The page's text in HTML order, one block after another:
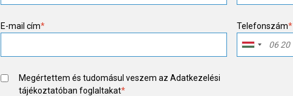
E-mail cím* Telefonszám*
Megértettem és tudomásul veszem az Adatkezelési
tájékoztatóban foglaltakat*